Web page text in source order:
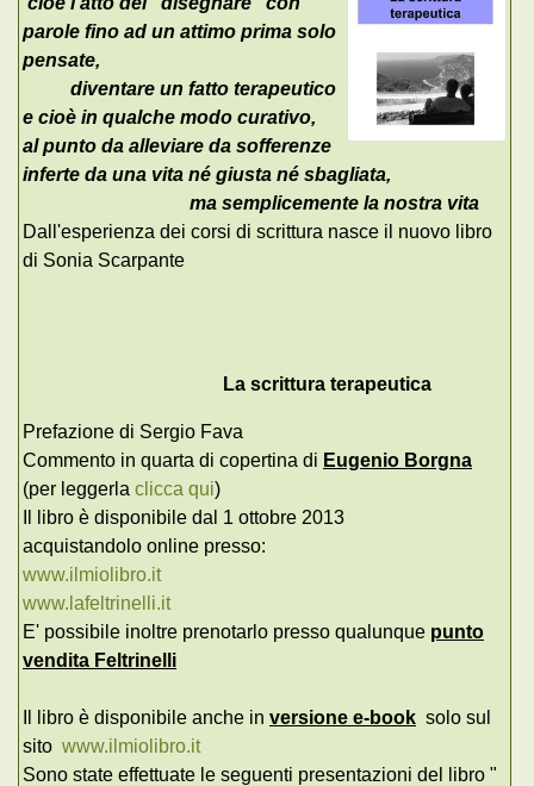
parole fino ad un attimo prima solo
pensate,
diventare un fatto terapeutico
e cioè in qualche modo curativo,
al punto da alleviare da sofferenze
inferte da una vita né giusta né sbagliata,
ma semplicemente la nostra vita
Dall'esperienza dei corsi di scrittura nasce il nuovo libro
di Sonia Scarpante
La scrittura terapeutica
Prefazione di Sergio Fava
Commento in quarta di copertina di Eugenio Borgna
(per leggerla clicca qui)
Il libro è disponibile dal 1 ottobre 2013
acquistandolo online presso:
www.ilmiolibro.it
www.lafeltrinelli.it
E' possibile inoltre prenotarlo presso qualunque punto
vendita Feltrinelli
Il libro è disponibile anche in versione e-book solo sul
sito www.ilmiolibro.it
Sono state effettuate le seguenti presentazioni del libro "